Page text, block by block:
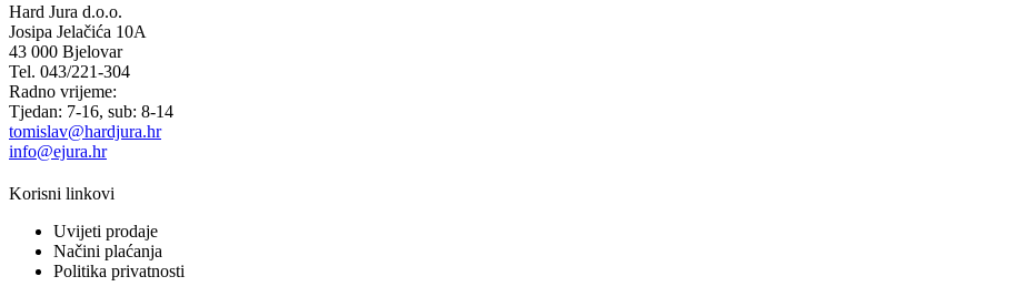
Hard Jura d.o.o.
Josipa Jelačića 10A
43 000 Bjelovar
Tel. 043/221-304
Radno vrijeme:
Tjedan: 7-16, sub: 8-14
tomislav@hardjura.hr
info@ejura.hr
Korisni linkovi
Uvijeti prodaje
Načini plaćanja
Politika privatnosti